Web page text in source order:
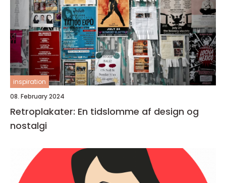
inspiration
08. February 2024
Retroplakater: En tidslomme af design og
nostalgi